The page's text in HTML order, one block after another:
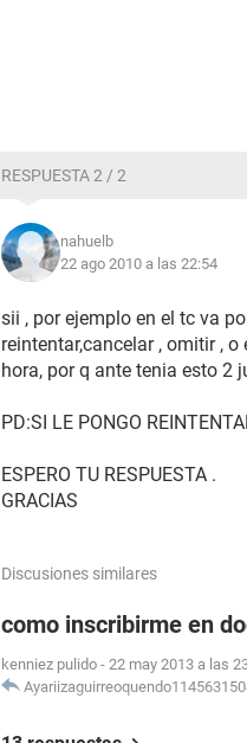
RESPUESTA 2 / 2
nahuelb
22 ago 2010 a las 22:54
sii , por ejemplo en el tc va
reintentar,cancelar , omitir ,
hora, por q ante tenia esto 2
PD:SI LE PONGO
ESPERO TU RESPUESTA .
GRACIAS
Discusiones similares
como inscribirme en
kenniez pulido - 22 may 2013 a las